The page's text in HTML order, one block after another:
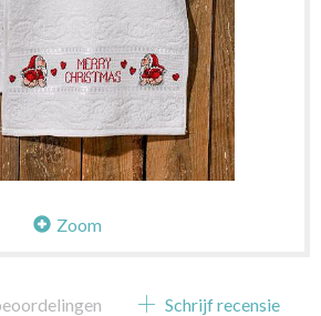
Zoom
Schrijf recensie